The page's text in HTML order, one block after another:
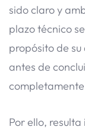
sido claro y
plazo técnico
propósito de
antes de
​Por ello,